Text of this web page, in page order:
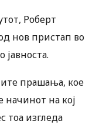
Роберт
нов пристап во
јавноста.
прашања, кое
начинот на кој
тоа изгледа